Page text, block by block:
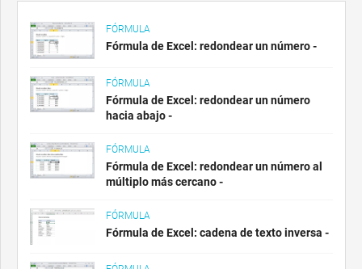
FÓRMULA
Fórmula de Excel: redondear un número -
FÓRMULA
Fórmula de Excel: redondear un número
hacia abajo -
FÓRMULA
Fórmula de Excel: redondear un número al
múltiplo más cercano -
FÓRMULA
Fórmula de Excel: cadena de texto inversa -